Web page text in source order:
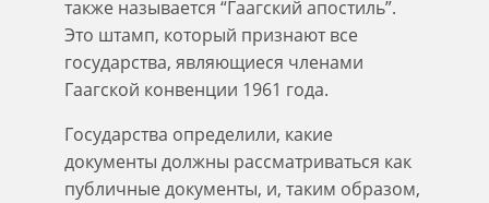
также называется “Гаагский апостиль”.
Это штамп, который признают все
государства, являющиеся членами
Гаагской конвенции 1961 года.
Государства определили, какие
документы должны рассматриваться как
публичные документы, и, таким образом,